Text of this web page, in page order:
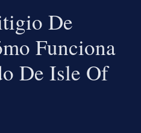
De
Funciona
De Isle Of